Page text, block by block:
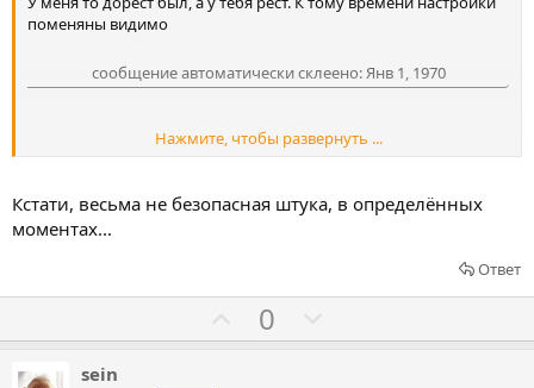
ь
а
ь
р
о
т
и
поменяны видимо
сообщение автоматически склеено:Янв 1, 1970
Нажмите, чтобы развернуть ...
Кстати, весьма не безопасная штука, в определённых
моментах...
Ответ
о
0
о
sein